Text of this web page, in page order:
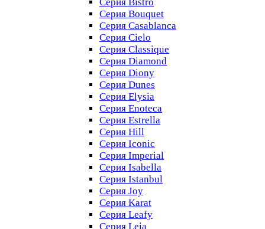
Серия Bouquet
Серия Casablanсa
Серия Cielo
Серия Classique
Серия Diamond
Серия Diony
Серия Dunes
Серия Elysia
Серия Enoteca
Серия Estrella
Серия Hill
Серия Iconic
Серия Imperial
Серия Isabella
Серия Istanbul
Серия Joy
Серия Karat
Серия Leafy
Серия Leia